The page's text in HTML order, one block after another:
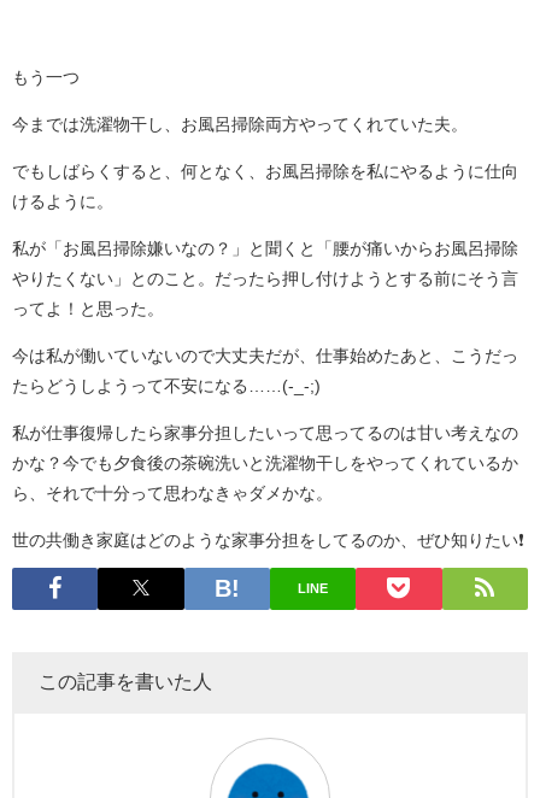
もう一つ
今までは洗濯物干し、お風呂掃除両方やってくれていた夫。
でもしばらくすると、何となく、お風呂掃除を私にやるように仕向
けるように。
私が「お風呂掃除嫌いなの？」と聞くと「腰が痛いからお風呂掃除
やりたくない」とのこと。だったら押し付けようとする前にそう言
ってよ！と思った。
今は私が働いていないので大丈夫だが、仕事始めたあと、こうだっ
たらどうしようって不安になる……(-_-;)
私が仕事復帰したら家事分担したいって思ってるのは甘い考えなの
かな？今でも夕食後の茶碗洗いと洗濯物干しをやってくれているか
ら、それで十分って思わなきゃダメかな。
世の共働き家庭はどのような家事分担をしてるのか、ぜひ知りたい❗
LINE
この記事を書いた人